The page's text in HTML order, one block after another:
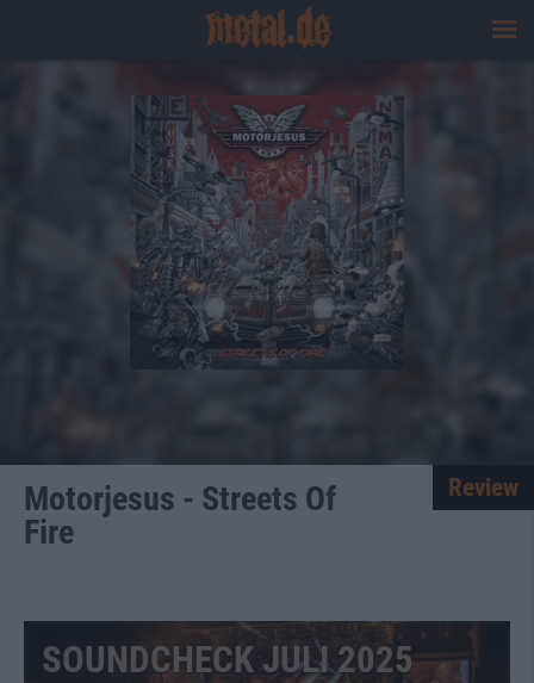
Motorjesus - Streets Of
Fire
Review
SOUNDCHECK JULI 2025